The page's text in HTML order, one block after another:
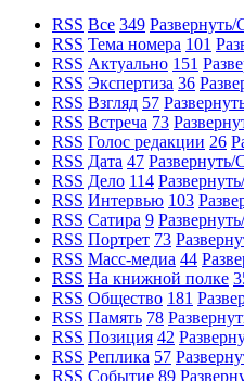
RSS Все 349 Развернуть/
RSS Тема номера 101
RSS Актуально 151
RSS Экспертиза 36
RSS Взгляд 57
RSS Встреча 73
RSS Голос редакции 26
RSS Дата 47 Развернуть/
RSS Дело 114
RSS Интервью 103
RSS Сатира 9
RSS Портрет 73
RSS Масс-медиа 44
RSS На книжной полке
RSS Общество 181
RSS Память 78
RSS Позиция 42
RSS Реплика 57
RSS Событие 89